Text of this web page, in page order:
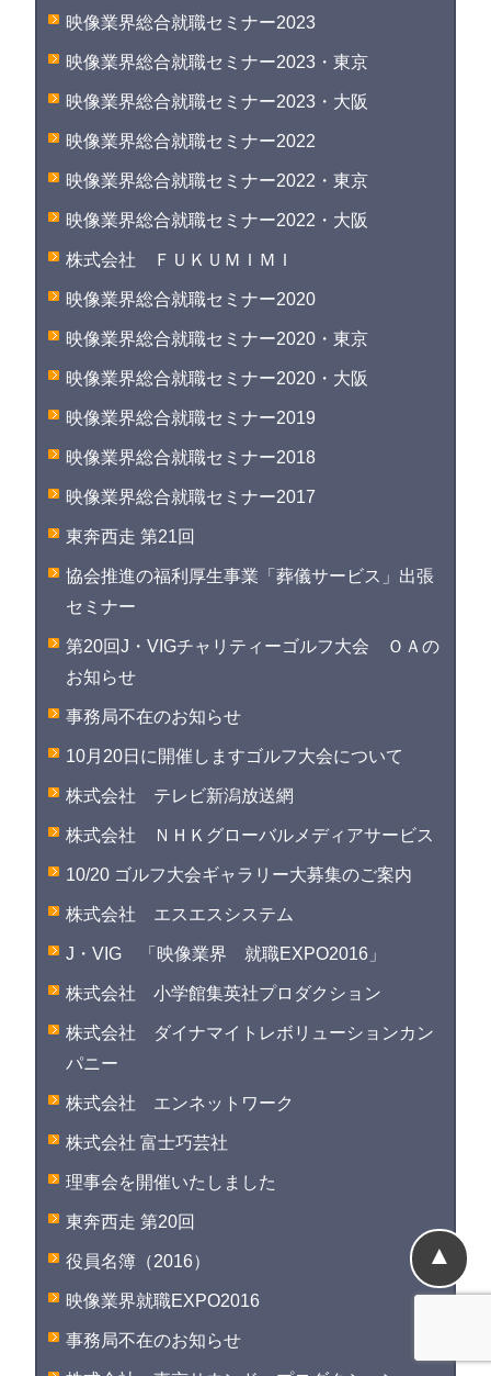
映像業界総合就職セミナー2023
映像業界総合就職セミナー2023・東京
映像業界総合就職セミナー2023・大阪
映像業界総合就職セミナー2022
映像業界総合就職セミナー2022・東京
映像業界総合就職セミナー2022・大阪
株式会社 ＦＵＫＵＭＩＭＩ
映像業界総合就職セミナー2020
映像業界総合就職セミナー2020・東京
映像業界総合就職セミナー2020・大阪
映像業界総合就職セミナー2019
映像業界総合就職セミナー2018
映像業界総合就職セミナー2017
東奔西走 第21回
協会推進の福利厚生事業「葬儀サービス」出張
セミナー
第20回J・VIGチャリティーゴルフ大会 ＯＡの
お知らせ
事務局不在のお知らせ
10月20日に開催しますゴルフ大会について
株式会社 テレビ新潟放送網
株式会社 ＮＨＫグローバルメディアサービス
10/20 ゴルフ大会ギャラリー大募集のご案内
株式会社 エスエスシステム
J・VIG 「映像業界 就職EXPO2016」
株式会社 小学館集英社プロダクション
株式会社 ダイナマイトレボリューションカン
パニー
株式会社 エンネットワーク
株式会社 富士巧芸社
理事会を開催いたしました
東奔西走 第20回
役員名簿（2016）
映像業界就職EXPO2016
事務局不在のお知らせ
▲